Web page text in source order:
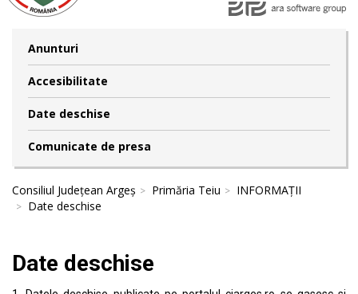
Anunturi
Accesibilitate
Date deschise
Comunicate de presa
Consiliul Județean Argeș Primăria Teiu
INFORMAȚII
Date deschise
Date deschise